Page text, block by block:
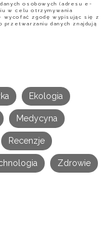
osobowych (adresu e-
w celu otrzymywania
wycofać zgodę wypisując się z
danych znajdują
Ekologia
Medycyna
Recenzje
Zdrowie